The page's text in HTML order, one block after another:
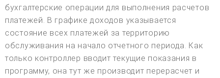
бухгалтерские операции для выполнения расчетов
платежей. В графике доходов указывается
состояние всех платежей за территорию
обслуживания на начало отчетного периода. Как
только контроллер вводит текущие показания в
программу, она тут же производит перерасчет и